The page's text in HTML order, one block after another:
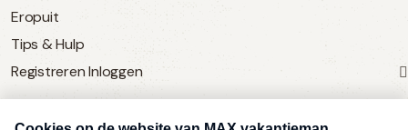
Eropuit
Tips & Hulp
Registreren Inloggen
SERVICE